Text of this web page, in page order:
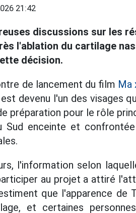
21:42
discussions sur les
l'ablation du cartilage
décision.
de lancement du film Ma
est devenu l'un des visages
préparation pour le rôle
Sud enceinte et
l'information selon
au projet a attiré
que l'apparence de
et certaines